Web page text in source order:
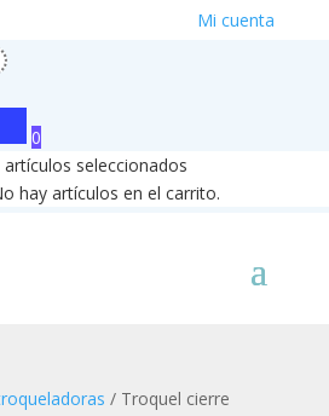
Mi cuenta
0
artículos seleccionados
hay artículos en el carrito.
/ Troquel cierre